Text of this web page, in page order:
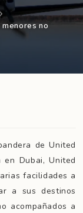
no
de United
en Dubai, United
facilidades a
a sus destinos
acompañados a